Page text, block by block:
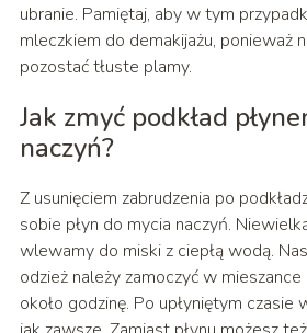
ubranie. Pamiętaj, aby w tym
mleczkiem do demakijażu, ponieważ
pozostać tłuste plamy.
Jak zmyć podkład
naczyń?
Z usunięciem zabrudzenia po
sobie płyn do mycia naczyń.
wlewamy do miski z ciepłą wodą.
odzież należy zamoczyć w
około godzinę. Po upłyniętym